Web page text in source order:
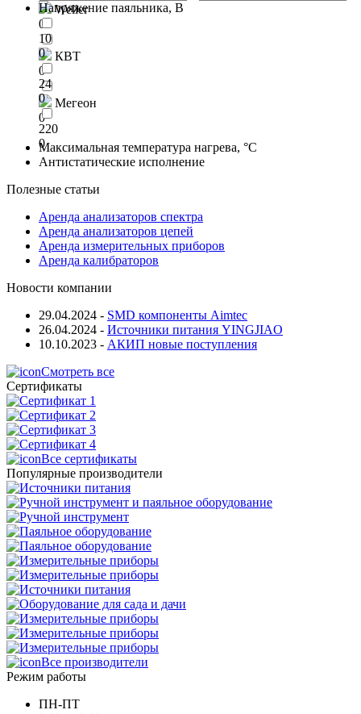
Weller
0
КВТ
0
Мегеон
0
Напряжение паяльника, В
10
0
24
0
220
0
Максимальная температура нагрева, °C
Антистатические исполнение
Полезные статьи
Аренда анализаторов спектра
Аренда анализаторов цепей
Аренда измерительных приборов
Аренда калибраторов
Новости компании
29.04.2024 - SMD компоненты Aimtec
26.04.2024 - Источники питания YINGJIAO
10.10.2023 - АКИП новые поступления
Смотреть все
Сертификаты
Все сертификаты
Популярные производители
Все производители
Режим работы
ПН-ПТ